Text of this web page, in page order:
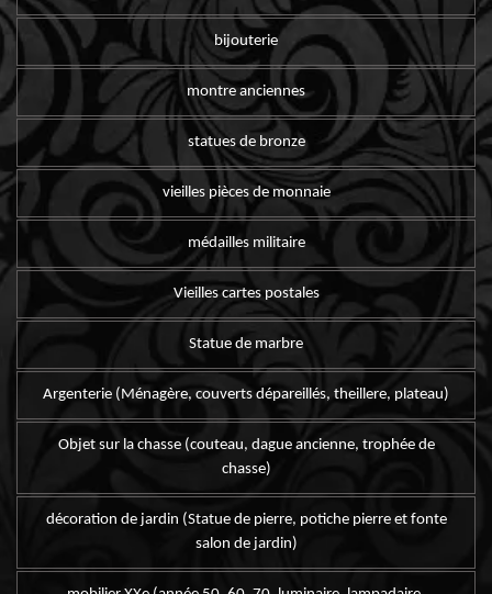
bijouterie
montre anciennes
statues de bronze
vieilles pièces de monnaie
médailles militaire
Vieilles cartes postales
Statue de marbre
Argenterie (Ménagère, couverts dépareillés, theillere, plateau)
Objet sur la chasse (couteau, dague ancienne, trophée de
chasse)
décoration de jardin (Statue de pierre, potiche pierre et fonte
salon de jardin)